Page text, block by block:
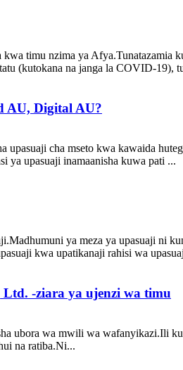
timu nzima ya Afya.Tunatazamia
(kutokana na janga la COVID-19),
AU, Digital AU?
upasuaji cha mseto kwa kawaida
ya upasuaji inamaanisha kuwa pati ...
ya meza ya upasuaji ni
kwa upatikanaji rahisi wa
-ziara ya ujenzi wa timu
ubora wa mwili wa wafanyikazi.Ili
na ratiba.Ni...